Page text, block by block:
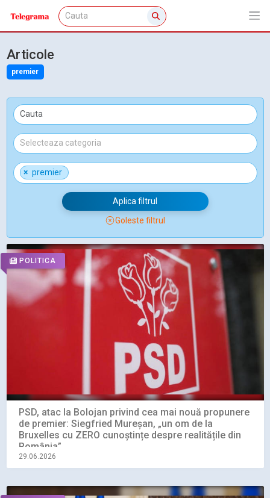
Articole
premier
× premier
Aplica filtrul
Goleste filtrul
POLITICA
PSD, atac la Bolojan privind cea mai nouă propunere
de premier: Siegfried Mureșan, „un om de la
Bruxelles cu ZERO cunoștințe despre realitățile din
România”
29.06.2026